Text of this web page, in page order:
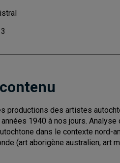
productions des artistes
1940 à nos jours.
dans le contexte nord-
(art aborigène australien, art